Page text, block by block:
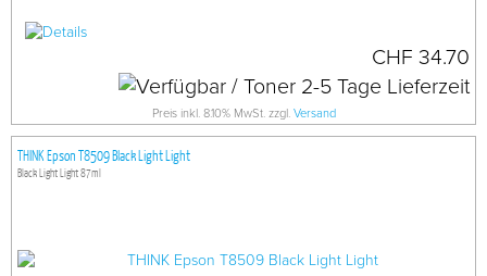
CHF 34.70
Preis inkl. 8.10% MwSt. zzgl. Versand
THINK Epson T8509 Black Light Light
Black Light Light 87ml